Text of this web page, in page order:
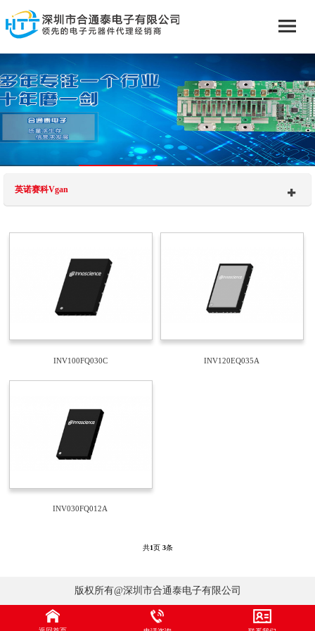
英诺赛科Vgan
INV100FQ030C INV120EQ035A
INV030FQ012A
共1页 3条
版权所有@深圳市合通泰电子有限公司